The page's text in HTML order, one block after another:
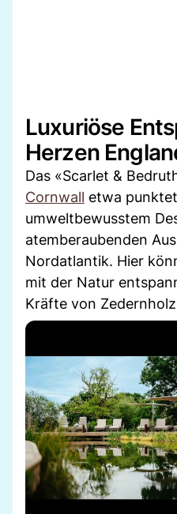
Luxuriöse
Herzen
Das «Scarlet &
Cornwall etwa
umweltbewusstem
atemberaubenden
Nordatlantik. Hier
mit der Natur
Kräfte von